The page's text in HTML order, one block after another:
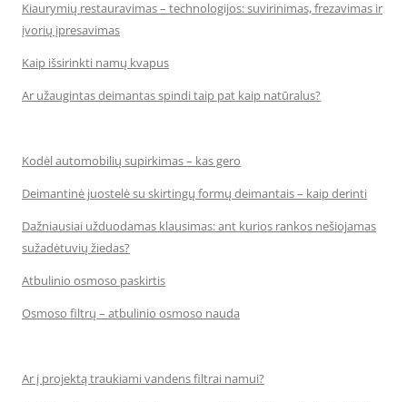
Kiaurymių restauravimas – technologijos: suvirinimas, frezavimas ir
įvorių įpresavimas
Kaip išsirinkti namų kvapus
Ar užaugintas deimantas spindi taip pat kaip natūralus?
Kodėl automobilių supirkimas – kas gero
Deimantinė juostelė su skirtingų formų deimantais – kaip derinti
Dažniausiai užduodamas klausimas: ant kurios rankos nešiojamas
sužadėtuvių žiedas?
Atbulinio osmoso paskirtis
Osmoso filtrų – atbulinio osmoso nauda
Ar į projektą traukiami vandens filtrai namui?